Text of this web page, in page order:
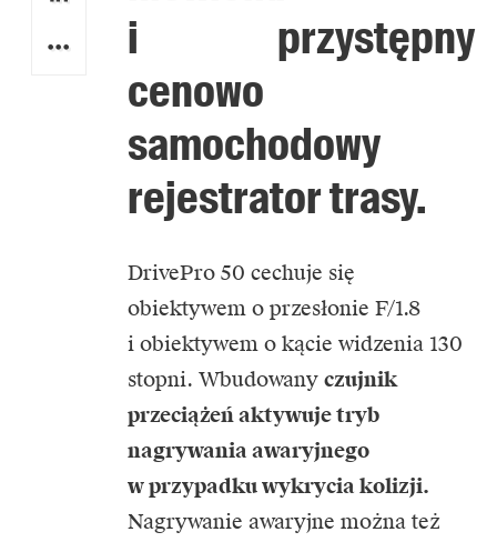
i przystępny
cenowo
samochodowy
rejestrator trasy.
DrivePro 50 cechuje się
obiektywem o przesłonie F/1.8
i obiektywem o kącie widzenia 130
stopni. Wbudowany czujnik
przeciążeń aktywuje tryb
nagrywania awaryjnego
w przypadku wykrycia kolizji.
Nagrywanie awaryjne można też